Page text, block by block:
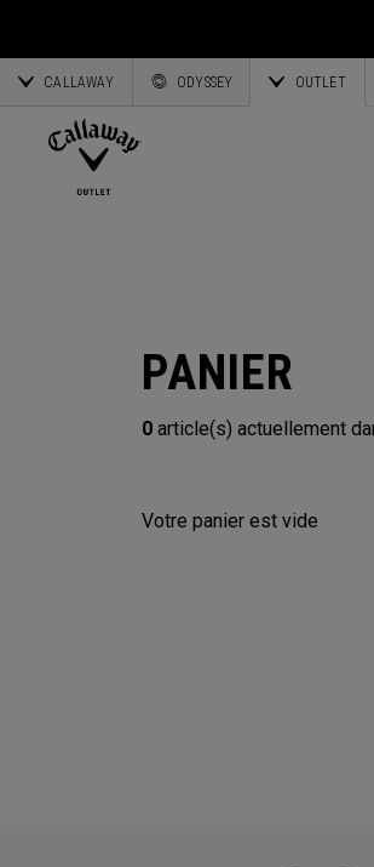
CALLAWAY ODYSSEY OUTLET
Wedges
Putters
Tout voir Clubs
Parapluies
Serviettes
Accessoires OGIO
Corporate Business
Partnerships
Estonie
Grèce
Lituanie
English
Deutsch
Français
PANIER
0 article(s) actuellement
Votre panier est vide